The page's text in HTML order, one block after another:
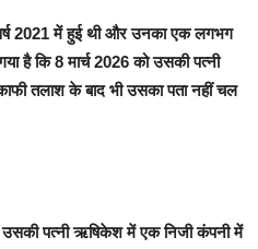
2021 में हुई थी और उनका एक लगभग
है कि 8 मार्च 2026 को उसकी पत्नी
तलाश के बाद भी उसका पता नहीं चल
उसकी पत्नी ऋषिकेश में एक निजी कंपनी में